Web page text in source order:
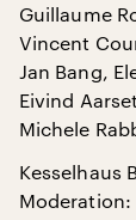
Guillaume
Vincent
Jan Bang,
Eivind
Michele
Kesselhaus
Moderation: